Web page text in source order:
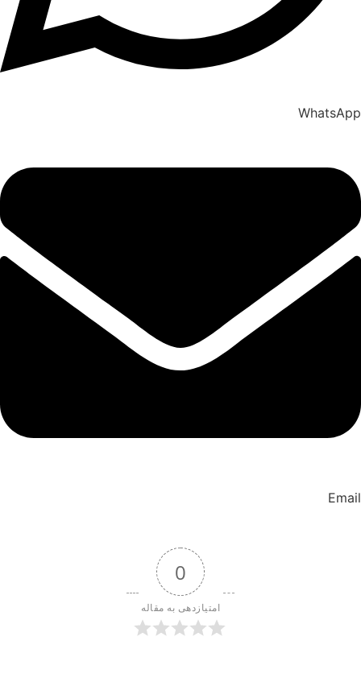
WhatsApp
Email
0
امتیازدهی به مقاله